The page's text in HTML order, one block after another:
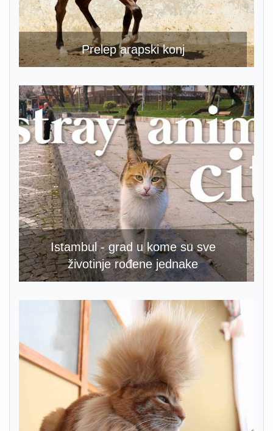
Prelep arapski konj
Istambul - grad u kome su sve
životinje rođene jednake